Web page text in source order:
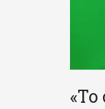
«Το